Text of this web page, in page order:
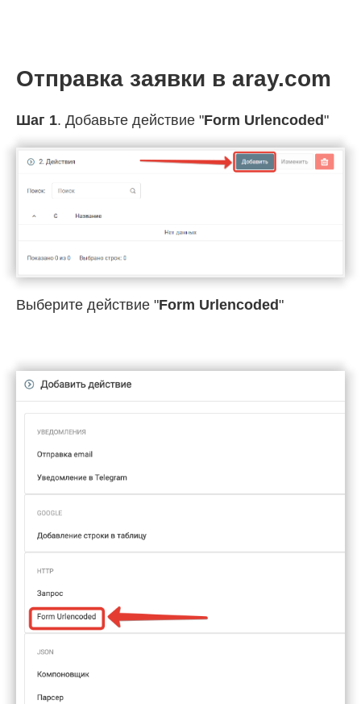
Отправка заявки в aray.com
Шаг 1. Добавьте действие "Form Urlencoded"
Выберите действие "Form Urlencoded"